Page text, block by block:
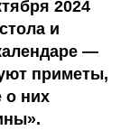
2024
и
—
приметы,
о них